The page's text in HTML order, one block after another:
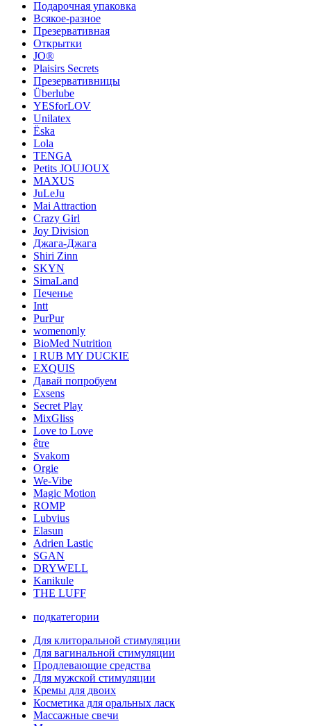
Подарочная упаковка
Всякое-разное
Презервативная
Открытки
JO®
Plaisirs Secrets
Презервативницы
Überlube
YESforLOV
Unilatex
Ёska
Lola
TENGA
Petits JOUJOUX
MAXUS
JuLeJu
Mai Attraction
Crazy Girl
Joy Division
Джага-Джага
Shiri Zinn
SKYN
SimaLand
Печенье
Intt
PurPur
womenonly
BioMed Nutrition
I RUB MY DUCKIE
EXQUIS
Давай попробуем
Exsens
Secret Play
MixGliss
Love to Love
être
Svakom
Orgie
We-Vibe
Magic Motion
ROMP
Lubvius
Elasun
Adrien Lastic
SGAN
DRYWELL
Kanikule
THE LUFF
подкатегории
Для клиторальной стимуляции
Для вагинальной стимуляции
Продлевающие средства
Для мужской стимуляции
Кремы для двоих
Косметика для оральных ласк
Массажные свечи